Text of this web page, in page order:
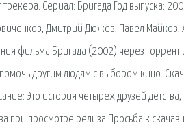
трекера. Сериал: Бригада Год выпуска:
Дмитрий Дюжев, Павел Майков,
фильма Бригада (2002) через
другим людям с выбором кино.
Это история четырех друзей
при просмотре релиза.Просьба к